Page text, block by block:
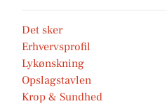
Det sker
Erhvervsprofil
Lykønskning
Opslagstavlen
Krop & Sundhed